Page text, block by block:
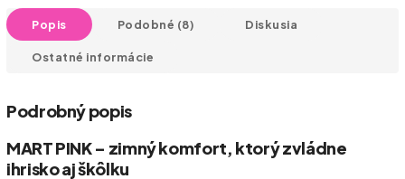
Popis Podobné (8) Diskusia
Ostatné informácie
Podrobný popis
MART PINK – zimný komfort, ktorý zvládne
ihrisko aj škôlku